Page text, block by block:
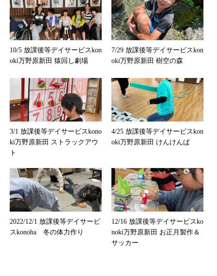
10/5 放課後等デイサービスkon
oki万野原新田 猿回し劇場
7/29 放課後等デイサービスkon
oki万野原新田 樹空の森
3/1 放課後等デイサービスkono
ki万野原新田 ストラックアウ
ト
4/25 放課後等デイサービスkon
oki万野原新田 けんけんぱ
2022/12/1 放課後等デイサービ
スkonoha 冬の体力作り
12/16 放課後等デイサービスko
noki万野原新田 お正月製作＆
サッカー